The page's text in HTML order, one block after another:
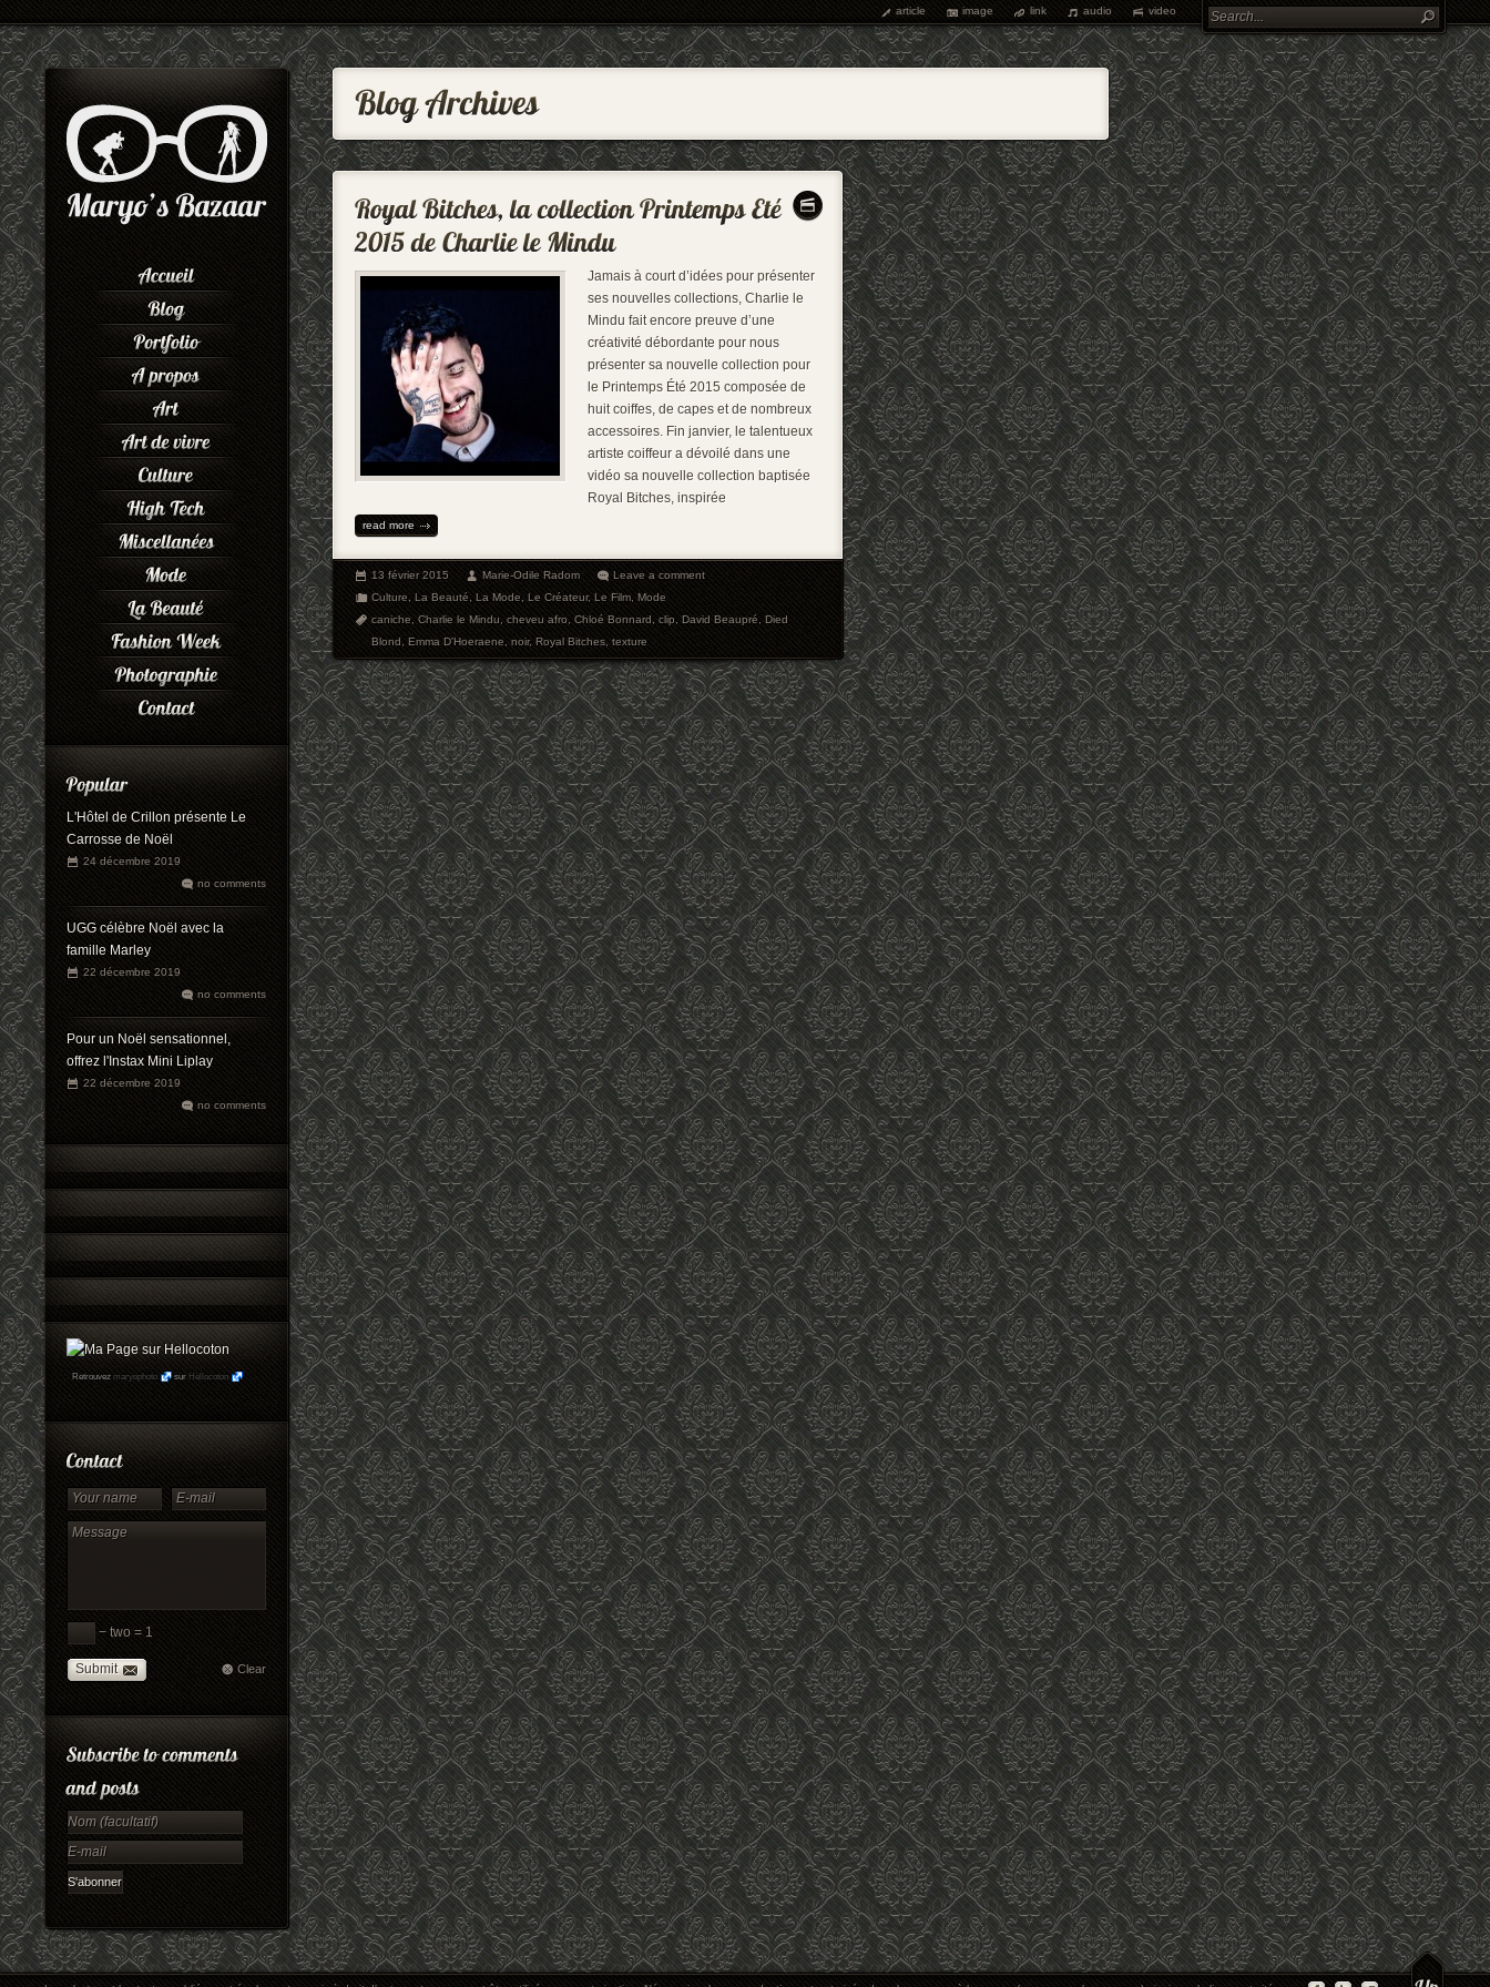
article image link audio video
L'Hôtel de Crillon présente Le
Carrosse de Noël
24 décembre 2019
no comments
UGG célèbre Noël avec la
famille Marley
22 décembre 2019
no comments
Pour un Noël sensationnel,
offrez l'Instax Mini Liplay
22 décembre 2019
no comments
Retrouvez maryophoto sur Hellocoton
− two = 1
Submit Clear
Jamais à court d’idées pour présenter
ses nouvelles collections, Charlie le
Mindu fait encore preuve d’une
créativité débordante pour nous
présenter sa nouvelle collection pour
le Printemps Été 2015 composée de
huit coiffes, de capes et de nombreux
accessoires. Fin janvier, le talentueux
artiste coiffeur a dévoilé dans une
vidéo sa nouvelle collection baptisée
Royal Bitches, inspirée
read more
13 février 2015 Marie-Odile Radom
Leave a comment
Culture,La Beauté,La Mode,Le Créateur,Le Film,Mode
caniche,Charlie le Mindu,cheveu afro,Chloé Bonnard,clip,David Beaupré,Died
Blond,Emma D'Hoeraene,noir,Royal Bitches,texture